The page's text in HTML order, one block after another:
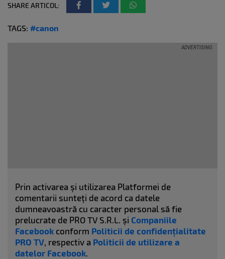
SHARE ARTICOL:
TAGS: #canon
Prin activarea și utilizarea Platformei de
comentarii sunteți de acord ca datele
dumneavoastră cu caracter personal să fie
prelucrate de PRO TV S.R.L. și Companiile
Facebook conform Politicii de confidențialitate
PRO TV, respectiv a Politicii de utilizare a
datelor Facebook.